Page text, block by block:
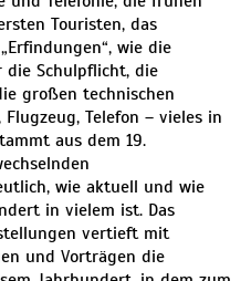
Touristen, das
wie die
die Schulpflicht, die
großen technischen
Telefon – vieles in
aus dem 19.
wie aktuell und wie
in vielem ist. Das
vertieft mit
und Vorträgen die